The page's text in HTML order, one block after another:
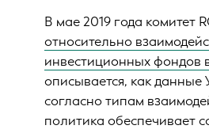
В мае 2019 года комитет
относительно
инвестиционных фондов
описывается, как данные
согласно типам
политика обеспечивает